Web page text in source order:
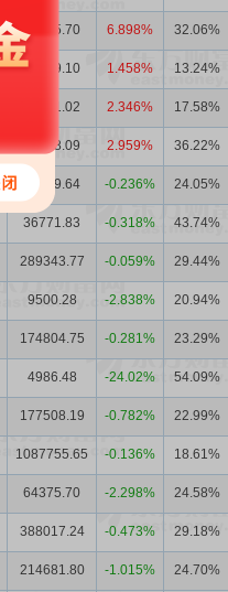
10785.70 6.898% 32.06%
42619.10 1.458% 13.24%
20631.02 2.346% 17.58%
13928.09 2.959% 36.22%
30639.64 -0.236% 24.05%
36771.83 -0.318% 43.74%
289343.77 -0.059% 29.44%
9500.28 -2.838% 20.94%
174804.75 -0.281% 23.29%
4986.48 -24.02% 54.09%
177508.19 -0.782% 22.99%
1087755.65 -0.136% 18.61%
64375.70 -2.298% 24.58%
388017.24 -0.473% 29.18%
214681.80 -1.015% 24.70%